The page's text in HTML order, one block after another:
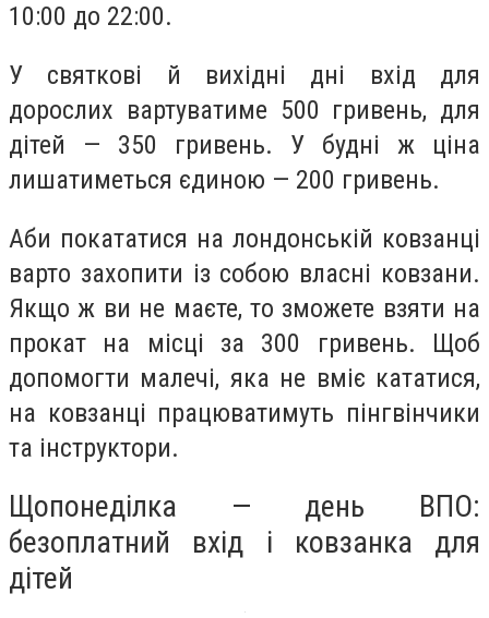
10:00 до 22:00.
У святкові й вихідні дні вхід для
дорослих вартуватиме 500 гривень, для
дітей — 350 гривень. У будні ж ціна
лишатиметься єдиною — 200 гривень.
Аби покататися на лондонській ковзанці
варто захопити із собою власні ковзани.
Якщо ж ви не маєте, то зможете взяти на
прокат на місці за 300 гривень. Щоб
допомогти малечі, яка не вміє кататися,
на ковзанці працюватимуть пінгвінчики
та інструктори.
Щопонеділка — день ВПО:
безоплатний вхід і ковзанка для
дітей